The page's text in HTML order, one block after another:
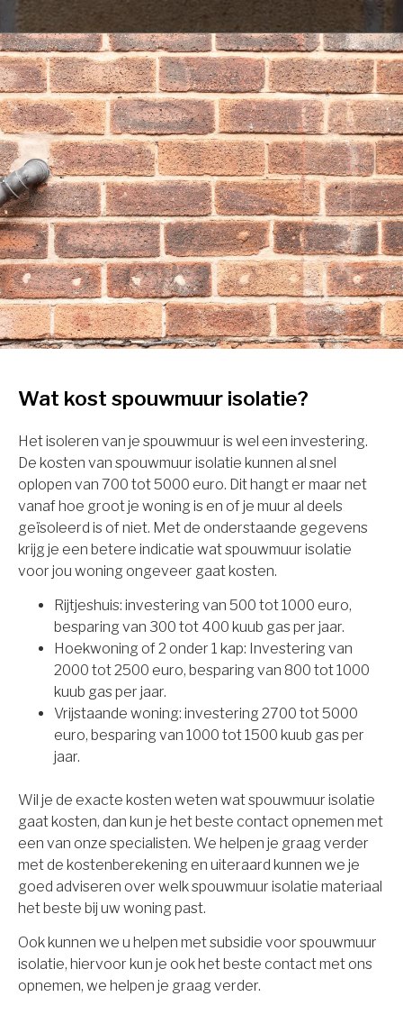
Wat kost spouwmuur isolatie?
Het isoleren van je spouwmuur is wel een investering.
De kosten van spouwmuur isolatie kunnen al snel
oplopen van 700 tot 5000 euro. Dit hangt er maar net
vanaf hoe groot je woning is en of je muur al deels
geïsoleerd is of niet. Met de onderstaande gegevens
krijg je een betere indicatie wat spouwmuur isolatie
voor jou woning ongeveer gaat kosten.
Rijtjeshuis: investering van 500 tot 1000 euro,
besparing van 300 tot 400 kuub gas per jaar.
Hoekwoning of 2 onder 1 kap: Investering van
2000 tot 2500 euro, besparing van 800 tot 1000
kuub gas per jaar.
Vrijstaande woning: investering 2700 tot 5000
euro, besparing van 1000 tot 1500 kuub gas per
jaar.
Wil je de exacte kosten weten wat spouwmuur isolatie
gaat kosten, dan kun je het beste contact opnemen met
een van onze specialisten. We helpen je graag verder
met de kostenberekening en uiteraard kunnen we je
goed adviseren over welk spouwmuur isolatie materiaal
het beste bij uw woning past.
Ook kunnen we u helpen met subsidie voor spouwmuur
isolatie, hiervoor kun je ook het beste contact met ons
opnemen, we helpen je graag verder.